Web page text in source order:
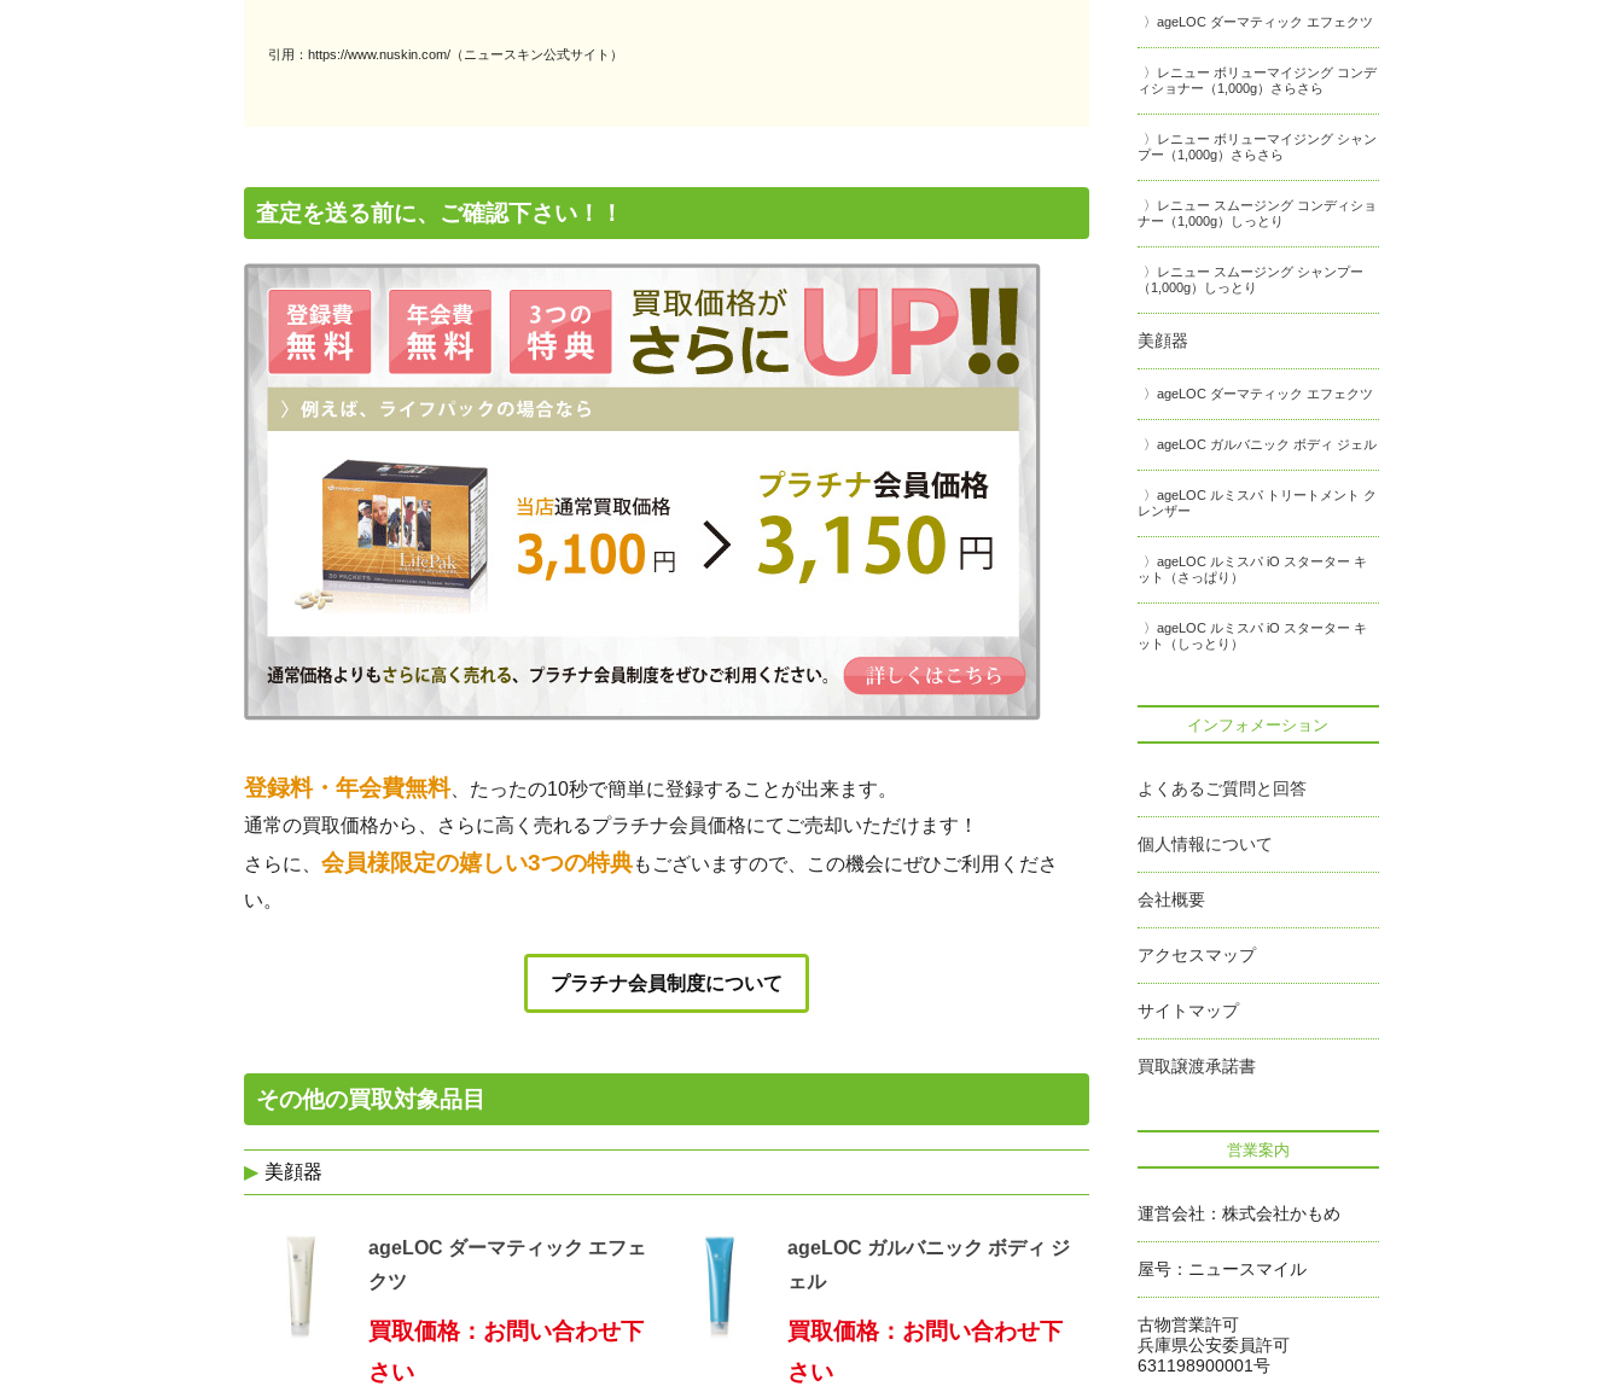
引用：https://www.nuskin.com/（ニュースキン公式サイト）
査定を送る前に、ご確認下さい！！
登録料・年会費無料、たったの10秒で簡単に登録することが出来ます。
通常の買取価格から、さらに高く売れるプラチナ会員価格にてご売却いただけます！
さらに、 会員様限定の嬉しい3つの特典もございますので、この機会にぜひご利用くださ
い。
プラチナ会員制度について
その他の買取対象品目
美顔器
ageLOC ダーマティック エフェ
クツ
買取価格：お問い合わせ下
さい
ageLOC ガルバニック ボディ ジ
ェル
買取価格：お問い合わせ下
さい
ageLOC ダーマティック エフェクツ
レニュー ボリューマイジング コンデ
ィショナー（1,000g）さらさら
レニュー ボリューマイジング シャン
プー（1,000g）さらさら
レニュー スムージング コンディショ
ナー（1,000g）しっとり
レニュー スムージング シャンプー
（1,000g）しっとり
美顔器
ageLOC ダーマティック エフェクツ
ageLOC ガルバニック ボディ ジェル
ageLOC ルミスパ トリートメント ク
レンザー
ageLOC ルミスパ iO スターター キ
ット（さっぱり）
ageLOC ルミスパ iO スターター キ
ット（しっとり）
インフォメーション
よくあるご質問と回答
個人情報について
会社概要
アクセスマップ
サイトマップ
買取譲渡承諾書
営業案内
運営会社：株式会社かもめ
屋号：ニュースマイル
古物営業許可
兵庫県公安委員許可
631198900001号